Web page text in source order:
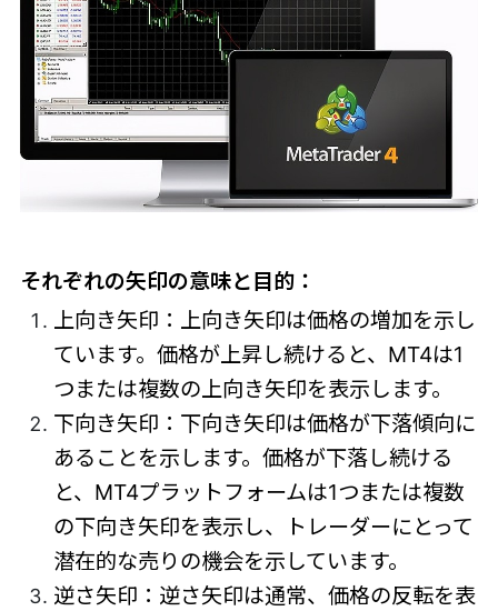
それぞれの矢印の意味と目的：
上向き矢印：上向き矢印は価格の増加を示し
ています。価格が上昇し続けると、MT4は1
つまたは複数の上向き矢印を表示します。
下向き矢印：下向き矢印は価格が下落傾向に
あることを示します。価格が下落し続ける
と、MT4プラットフォームは1つまたは複数
の下向き矢印を表示し、トレーダーにとって
潜在的な売りの機会を示しています。
逆さ矢印：逆さ矢印は通常、価格の反転を表